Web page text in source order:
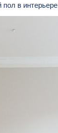
в интерьере